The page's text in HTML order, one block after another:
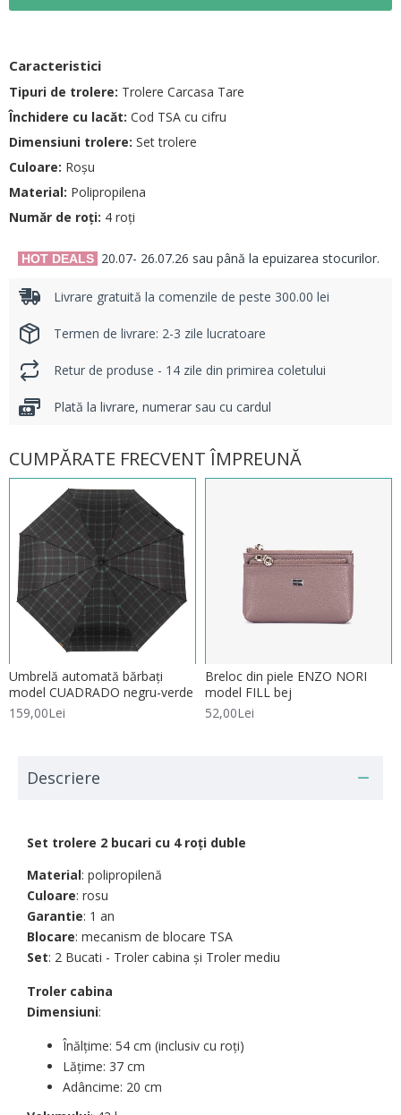
Caracteristici
Tipuri de trolere: Trolere Carcasa Tare
Închidere cu lacăt: Cod TSA cu cifru
Dimensiuni trolere: Set trolere
Culoare: Roșu
Material: Polipropilena
Număr de roți: 4 roți
Livrare gratuită la comenzile de peste 300.00 lei
Termen de livrare: 2-3 zile lucratoare
Retur de produse - 14 zile din primirea coletului
Plată la livrare, numerar sau cu cardul
CUMPĂRATE FRECVENT ÎMPREUNĂ
Umbrelă automată bărbați
model CUADRADO negru-verde
159,00Lei
Breloc din piele ENZO NORI
model FILL bej
52,00Lei
HOT DEALS 20.07- 26.07.26 sau până la epuizarea stocurilor.
Descriere
Set trolere 2 bucari cu 4 roți duble
Material: polipropilenă
Culoare: rosu
Garantie: 1 an
Blocare: mecanism de blocare TSA
Set: 2 Bucati - Troler cabina şi Troler mediu
Troler cabina
Dimensiuni:
Înălțime: 54 cm (inclusiv cu roți)
Lățime: 37 cm
Adâncime: 20 cm